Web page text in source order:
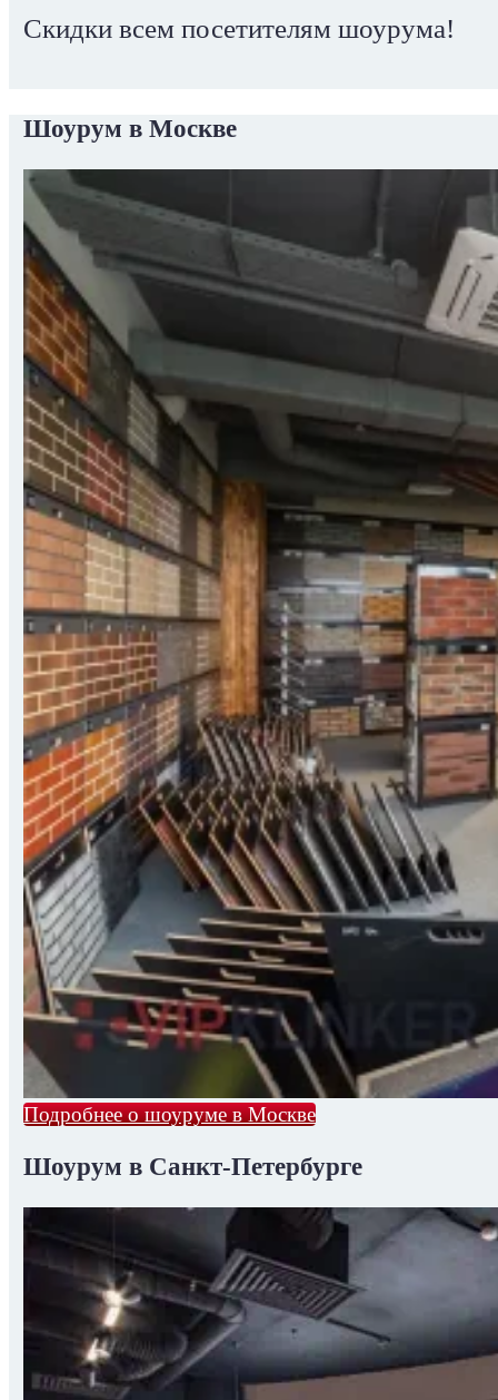
Скидки всем посетителям шоурума!
Шоурум в Москве
Подробнее о шоуруме в Москве
Шоурум в Санкт-Петербурге